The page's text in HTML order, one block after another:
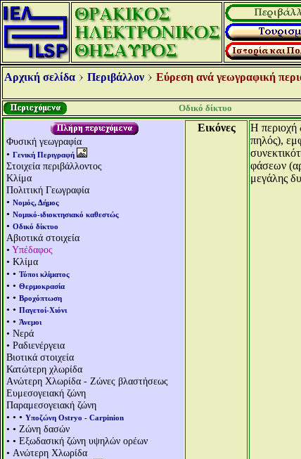
Αρχική σελίδα Περιβάλλον Εύρεση ανά γεωγραφική
Οδικό δίκτυο
Φυσική γεωγραφία
• Γενική Περιγραφή
Στοιχεία περιβάλλοντος
Κλίμα
Πολιτική Γεωγραφία
• Νομός, Δήμος
• Νομικό-ιδιοκτησιακό καθεστώς
• Οδικό δίκτυο
Αβιοτικά στοιχεία
• Υπέδαφος
• Κλίμα
• • Τύποι κλίματος
• • Θερμοκρασία
• • Βροχόπτωση
• • Παγετοί-Χιόνι
• • Άνεμοι
• Νερά
• Ραδιενέργεια
Βιοτικά στοιχεία
Κατώτερη χλωρίδα
Aνώτερη Χλωρίδα - Ζώνες βλαστήσεως
Ευμεσογειακή ζώνη
Παραμεσογειακή ζώνη
• • • Υποζώνη Ostryo - Carpinion
• • Ζώνη δασών
• • Εξωδασική ζώνη υψηλών ορέων
• Aνώτερη Χλωρίδα
Εικόνες
Η περιοχή
πηλός),
φάσεων
μεγάλης